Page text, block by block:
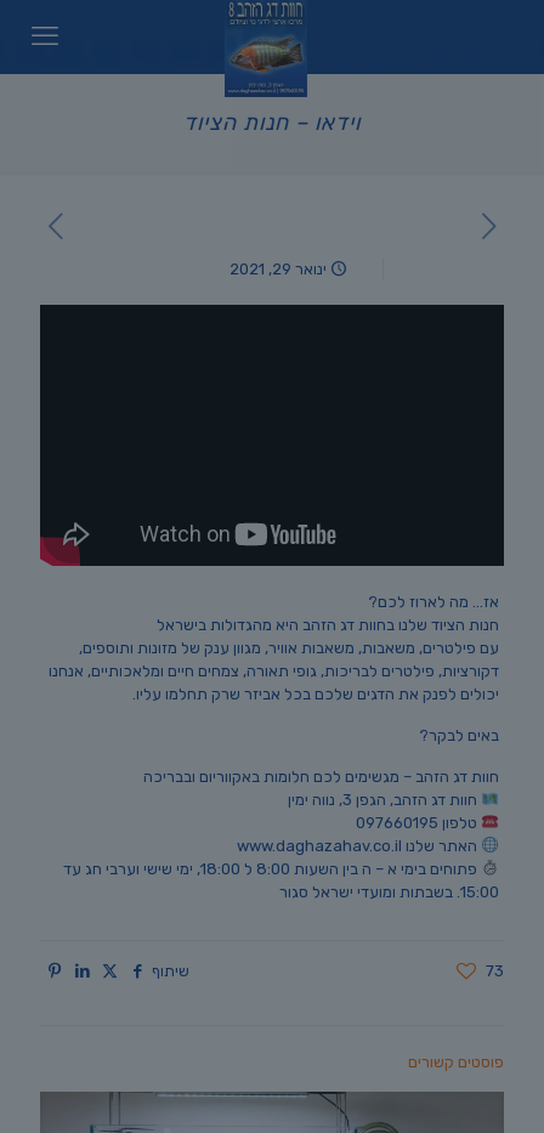
וידאו – חנות הציוד
ינואר 29, 2021
אז… מה לארוז לכם?
חנות הציוד שלנו בחוות דג הזהב היא מהגדולות בישראל
עם פילטרים, משאבות, משאבות אוויר, מגוון ענק של מזונות ותוספים,
דקורציות, פילטרים לבריכות, גופי תאורה, צמחים חיים ומלאכותיים, אנחנו
יכולים לפנק את הדגים שלכם בכל אביזר שרק תחלמו עליו.
באים לבקר?
חוות דג הזהב – מגשימים לכם חלומות באקווריום ובבריכה
חוות דג הזהב, הגפן 3, נווה ימין
טלפון 097660195
האתר שלנו www.daghazahav.co.il
פתוחים בימי א – ה בין השעות 8:00 ל 18:00, ימי שישי וערבי חג עד
15:00. בשבתות ומועדי ישראל סגור
שיתוף 73
פוסטים קשורים